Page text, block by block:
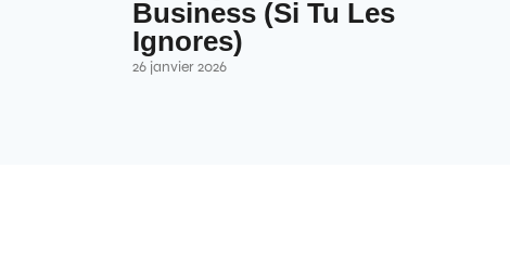
Business (Si Tu Les
Ignores)
26 janvier 2026